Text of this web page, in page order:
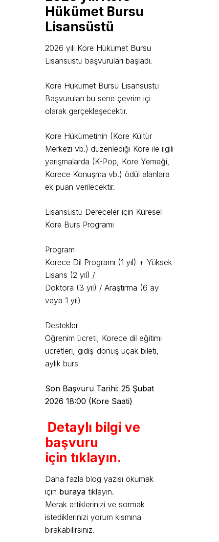
Hükümet Bursu
Lisansüstü
2026 yılı Kore Hükümet Bursu
Lisansüstü başvuruları başladı.
Kore Hükümet Bursu Lisansüstü
Başvuruları bu sene çevrim içi
olarak gerçekleşecektir.
Kore Hükümetinin (Kore Kültür
Merkezi vb.) düzenlediği Kore ile ilgili
yarışmalarda (K-Pop, Kore Yemeği,
Korece Konuşma vb.) ödül alanlara
ek puan verilecektir.
Lisansüstü Dereceler için Küresel
Kore Burs Programı
Program
Korece Dil Programı (1 yıl) + Yüksek
Lisans (2 yıl) /
Doktora (3 yıl) / Araştırma (6 ay
veya 1 yıl)
Destekler
Öğrenim ücreti, Korece dil eğitimi
ücretleri, gidiş-dönüş uçak bileti,
aylık burs
Son Başvuru Tarihi: 25 Şubat
2026 18:00 (Kore Saati)
Detaylı bilgi ve
başvuru
için tıklayın.
Daha fazla blog yazısı okumak
için buraya tıklayın.
Merak ettiklerinizi ve sormak
istediklerinizi yorum kısmına
bırakabilirsiniz.